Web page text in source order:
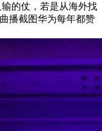
的仗，若是从海外找
播截图华为每年都赞